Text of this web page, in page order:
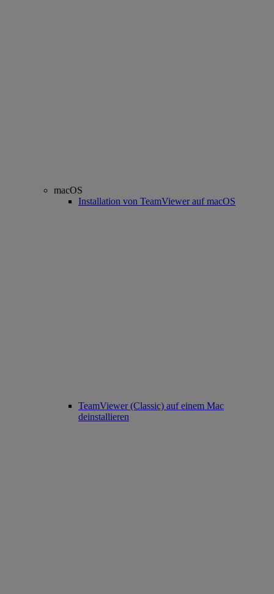
macOS
Installation von TeamViewer auf macOS
TeamViewer (Classic) auf einem Mac
deinstallieren